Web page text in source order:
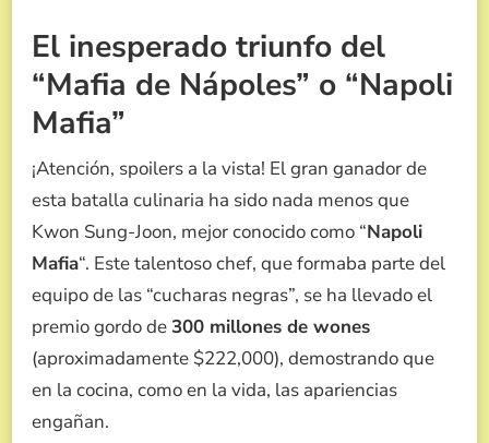
El inesperado triunfo del
“Mafia de Nápoles” o “Napoli
Mafia”
¡Atención, spoilers a la vista! El gran ganador de
esta batalla culinaria ha sido nada menos que
Kwon Sung-Joon, mejor conocido como “Napoli
Mafia“. Este talentoso chef, que formaba parte del
equipo de las “cucharas negras”, se ha llevado el
premio gordo de300 millones de wones
(aproximadamente $222,000), demostrando que
en la cocina, como en la vida, las apariencias
engañan.